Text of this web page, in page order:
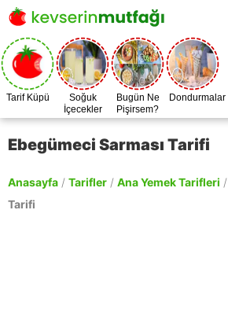
Tarif Küpü
Soğuk
İçecekler
Bugün Ne
Pişirsem?
Dondurmalar
Ebegümeci Sarması Tarifi
Anasayfa / Tarifler / Ana Yemek Tarifleri /
Tarifi